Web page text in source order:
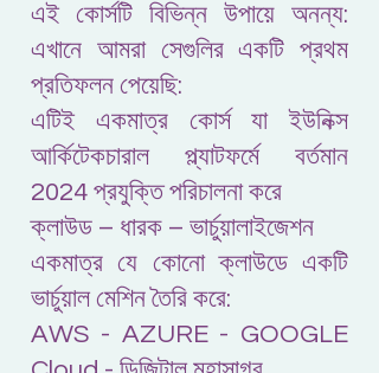
এই কোর্সটি বিভিন্ন উপায়ে অনন্য:
এখানে আমরা সেগুলির একটি প্রথম
প্রতিফলন পেয়েছি:
এটিই একমাত্র কোর্স যা ইউনিক্স
আর্কিটেকচারাল প্ল্যাটফর্মে বর্তমান
2024 প্রযুক্তি পরিচালনা করে
ক্লাউড – ধারক – ভার্চুয়ালাইজেশন
একমাত্র যে কোনো ক্লাউডে একটি
ভার্চুয়াল মেশিন তৈরি করে:
AWS - AZURE - GOOGLE